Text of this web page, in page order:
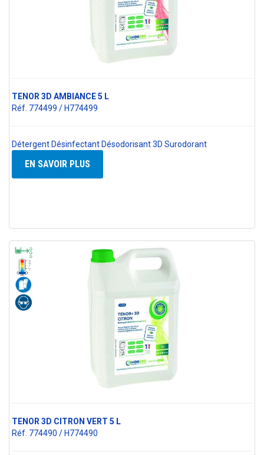
TENOR 3D AMBIANCE 5 L
Réf. 774499 / H774499
Détergent Désinfectant Désodorisant 3D Surodorant
EN SAVOIR PLUS
TENOR 3D CITRON VERT 5 L
Réf. 774490 / H774490